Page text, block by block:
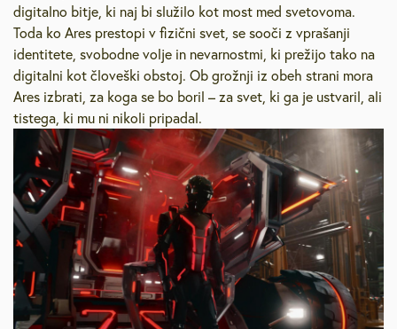
digitalno bitje, ki naj bi služilo kot most med svetovoma.
Toda ko Ares prestopi v fizični svet, se sooči z vprašanji
identitete, svobodne volje in nevarnostmi, ki prežijo tako na
digitalni kot človeški obstoj. Ob grožnji iz obeh strani mora
Ares izbrati, za koga se bo boril – za svet, ki ga je ustvaril, ali
tistega, ki mu ni nikoli pripadal.